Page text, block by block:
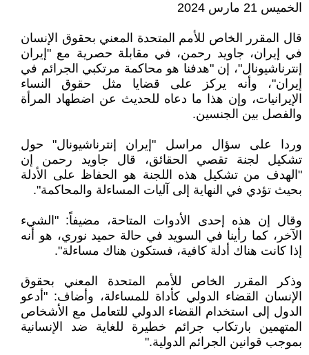
الخميس 21 مارس 2024
قال المقرر الخاص للأمم المتحدة المعني بحقوق الإنسان
في إيران، جاويد رحمن، في مقابلة حصرية مع "إيران
إنترناشيونال"، إن "هدفنا هو محاكمة مرتكبي الجرائم في
إيران"، وأنه يركز على قضايا مثل حقوق النساء
الإيرانيات، وإن هذا ما دعاه للحديث عن اضطهاد المرأة
والفصل بين الجنسين.
وردا على سؤال مراسل "إيران إنترناشيونال" حول
تشكيل لجنة تقصي الحقائق، قال جاويد رحمن إن
"الهدف من تشكيل هذه اللجنة هو الحفاظ على الأدلة
بحيث تؤدي في النهاية إلى آليات المساءلة والمحاكمة".
وقال إن هذه إحدى الأدوات المتاحة، مضيفاً: "الشيء
الآخر، كما رأينا في السويد في حالة حميد نوري، هو أنه
إذا كانت هناك أدلة كافية، فستكون هناك مساءلة".
وذكر المقرر الخاص للأمم المتحدة المعني بحقوق
الإنسان القضاء الدولي كأداة للمساءلة، وأضاف: "أدعو
الدول إلى استخدام القضاء الدولي للتعامل مع الأشخاص
المتهمين بارتكاب جرائم خطيرة للغاية ضد الإنسانية
بموجب قوانين الجرائم الدولية."